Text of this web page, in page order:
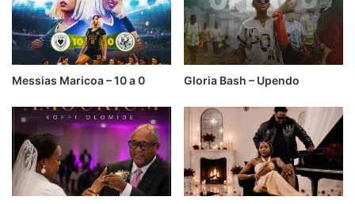
Messias Maricoa – 10 a 0 Gloria Bash – Upendo